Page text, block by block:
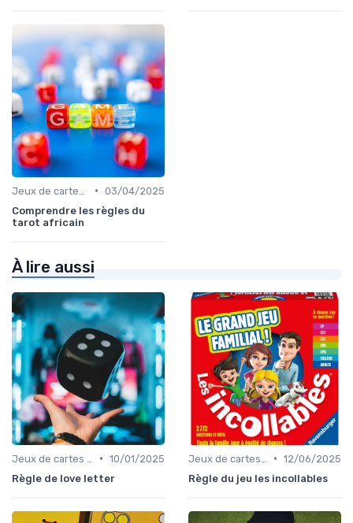
• 03/04/2025
Comprendre les règles du
tarot africain
À lire aussi
• 10/01/2025
Règle de love letter
• 12/06/2025
Règle du jeu les incollables